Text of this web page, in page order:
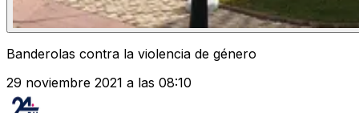
Banderolas contra la violencia de género
29 noviembre 2021 a las 08:10